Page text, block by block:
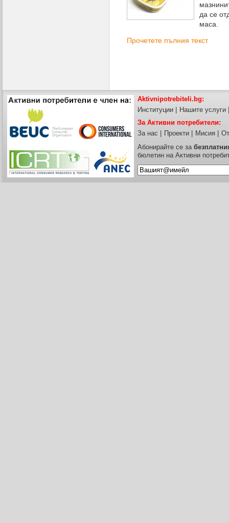
да се
маса.
Прочетете пълния текст
Aktivnipotrebiteli.bg:
Институции
Нашите услуги
За Активни потребители:
За нас
Проекти Мисия
Абонирайте се за
бюлетин на Активни